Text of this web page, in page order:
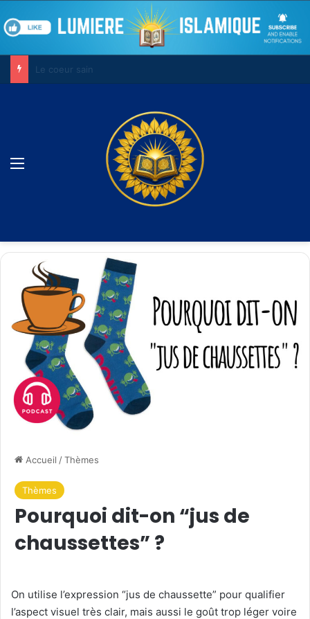
Le combat contre son âme
Accueil /Thèmes
Thèmes
Pourquoi dit-on “jus de
chaussettes” ?
On utilise l’expression “jus de chaussette” pour qualifier
l’aspect visuel très clair, mais aussi le goût trop léger voire